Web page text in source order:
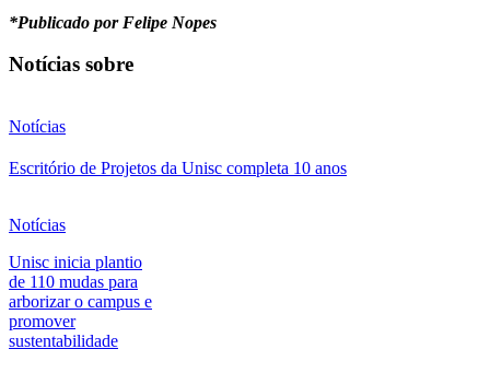
*Publicado por Felipe Nopes
Notícias sobre
Notícias
Escritório de Projetos da Unisc completa 10 anos
Notícias
Unisc inicia plantio
de 110 mudas para
arborizar o campus e
promover
sustentabilidade